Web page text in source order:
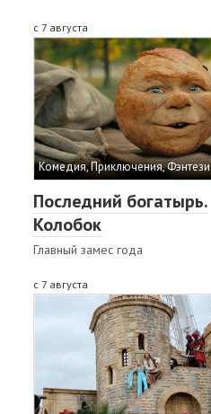
с 7 августа
Комедия, Приключения, Фэнтези
Последний богатырь.
Колобок
Главный замес года
с 7 августа